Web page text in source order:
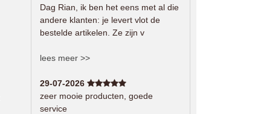
Dag Rian, ik ben het eens met al die
andere klanten: je levert vlot de
bestelde artikelen. Ze zijn v
lees meer >>
29-07-2026
zeer mooie producten, goede
service